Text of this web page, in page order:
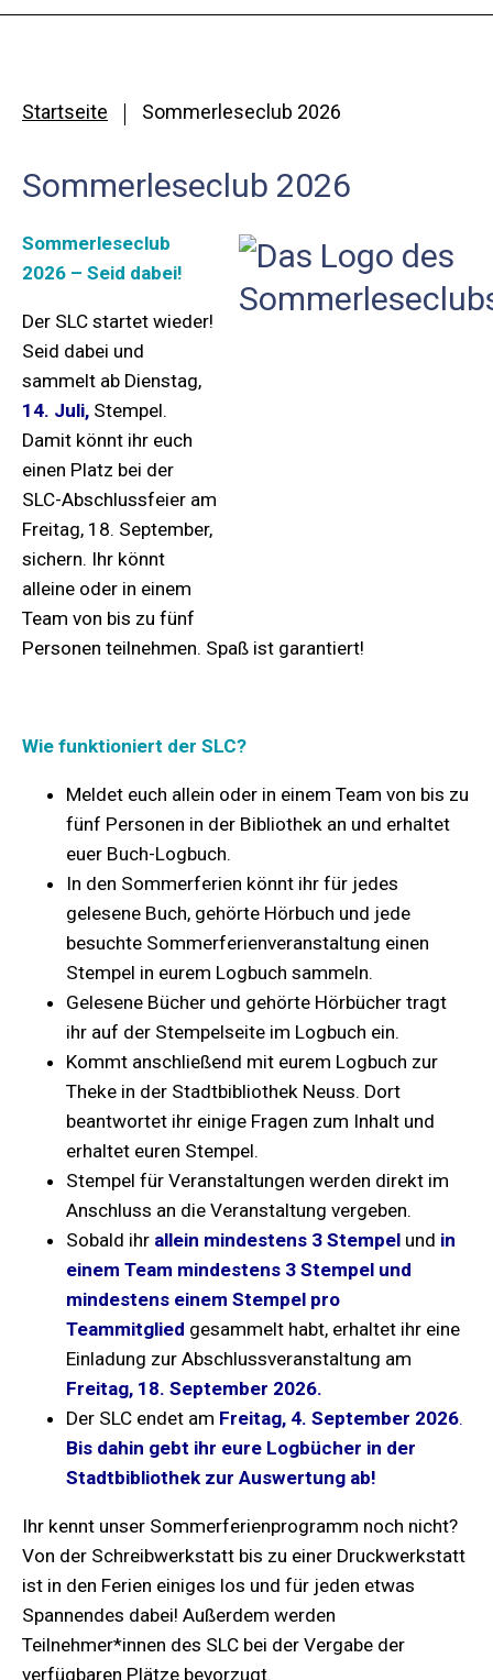
Startseite Sommerleseclub 2026
Sommerleseclub 2026
Sommerleseclub
2026 – Seid dabei!
Der SLC startet wieder!
Seid dabei und
sammelt ab Dienstag,
14. Juli, Stempel.
Damit könnt ihr euch
einen Platz bei der
SLC-Abschlussfeier am
Freitag, 18. September,
sichern. Ihr könnt
alleine oder in einem
Team von bis zu fünf
Personen teilnehmen. Spaß ist garantiert!
Wie funktioniert der SLC?
Meldet euch allein oder in einem Team von bis zu
fünf Personen in der Bibliothek an und erhaltet
euer Buch-Logbuch.
In den Sommerferien könnt ihr für jedes
gelesene Buch, gehörte Hörbuch und jede
besuchte Sommerferienveranstaltung einen
Stempel in eurem Logbuch sammeln.
Gelesene Bücher und gehörte Hörbücher tragt
ihr auf der Stempelseite im Logbuch ein.
Kommt anschließend mit eurem Logbuch zur
Theke in der Stadtbibliothek Neuss. Dort
beantwortet ihr einige Fragen zum Inhalt und
erhaltet euren Stempel.
Stempel für Veranstaltungen werden direkt im
Anschluss an die Veranstaltung vergeben.
Sobald ihr allein mindestens 3 Stempel und in
einem Team mindestens 3 Stempel und
mindestens einem Stempel pro
Teammitglied gesammelt habt, erhaltet ihr eine
Einladung zur Abschlussveranstaltung am
Freitag, 18. September 2026.
Der SLC endet am Freitag, 4. September 2026.
Bis dahin gebt ihr eure Logbücher in der
Stadtbibliothek zur Auswertung ab!
Ihr kennt unser Sommerferienprogramm noch nicht?
Von der Schreibwerkstatt bis zu einer Druckwerkstatt
ist in den Ferien einiges los und für jeden etwas
Spannendes dabei! Außerdem werden
Teilnehmer*innen des SLC bei der Vergabe der
verfügbaren Plätze bevorzugt.